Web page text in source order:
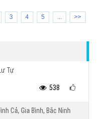
3 4 5 ... >>
Tự
538
Cả, Gia Bình, Bắc Ninh